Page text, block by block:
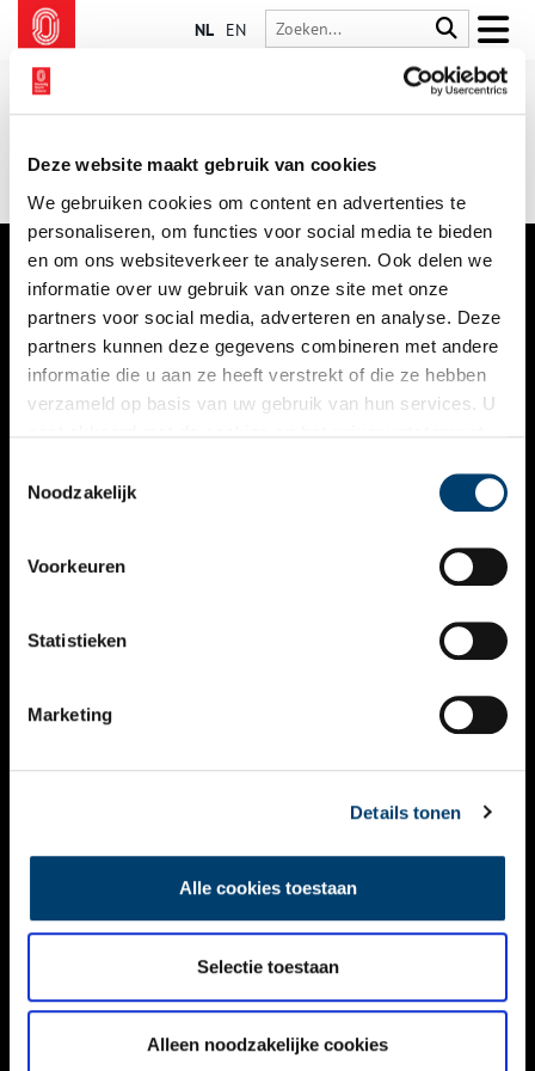
Deze website maakt gebruik van cookies
We gebruiken cookies om content en advertenties te
personaliseren, om functies voor social media te bieden
en om ons websiteverkeer te analyseren. Ook delen we
informatie over uw gebruik van onze site met onze
partners voor social media, adverteren en analyse. Deze
partners kunnen deze gegevens combineren met andere
informatie die u aan ze heeft verstrekt of die ze hebben
verzameld op basis van uw gebruik van hun services. U
Noodzakelijk
Voorkeuren
Statistieken
Marketing
Details tonen
Alle cookies toestaan
Selectie toestaan
Alleen noodzakelijke cookies
NL EN
VERHALEN
NIEUWS
KALENDER
ACTIVITEITEN
NIEUWSBRIEF
DISCLAIMER
TOEGANKELIJKHEID
Volg ONH op social media